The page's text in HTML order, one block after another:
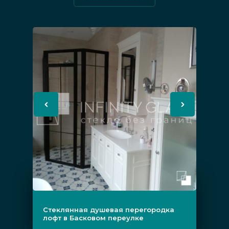
реже для монтажа выбирают деревянные
конструкция перегородки, она бывает
раздвижной, распашной, маятниковой,
может — традиционной, стационарной.
Преимущества
Все преимущества обычных
перегородок. Легко монтировать,
легко ухаживать, легко убирать при
необходимости изменить подход к
Стеклянная душевая перегородка
лофт в Басковом переулке